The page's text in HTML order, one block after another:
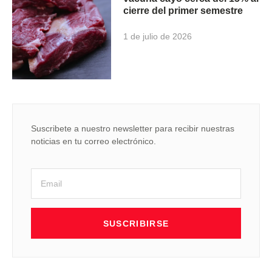
cierre del primer semestre
1 de julio de 2026
Suscribete a nuestro newsletter para recibir nuestras
noticias en tu correo electrónico.
SUSCRIBIRSE